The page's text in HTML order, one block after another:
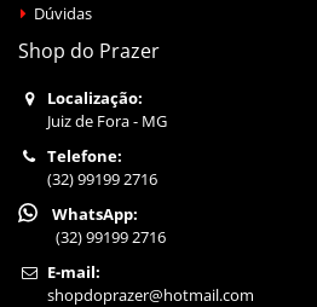
Dúvidas
Shop do Prazer
Localização:
Juiz de Fora - MG
Telefone:
(32) 99199 2716
WhatsApp:
(32) 99199 2716
E-mail:
shopdoprazer@hotmail.com